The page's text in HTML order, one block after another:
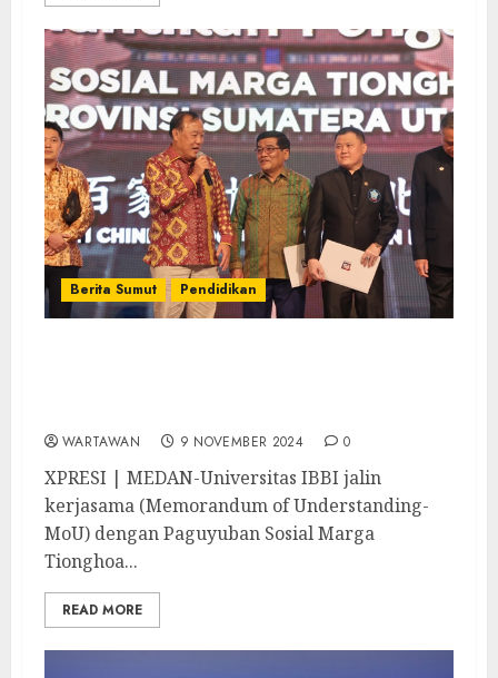
Berita Sumut Pendidikan
WARTAWAN 9 NOVEMBER 2024 0
XPRESI | MEDAN-Universitas IBBI jalin
kerjasama (Memorandum of Understanding-
MoU) dengan Paguyuban Sosial Marga
Tionghoa...
READ MORE